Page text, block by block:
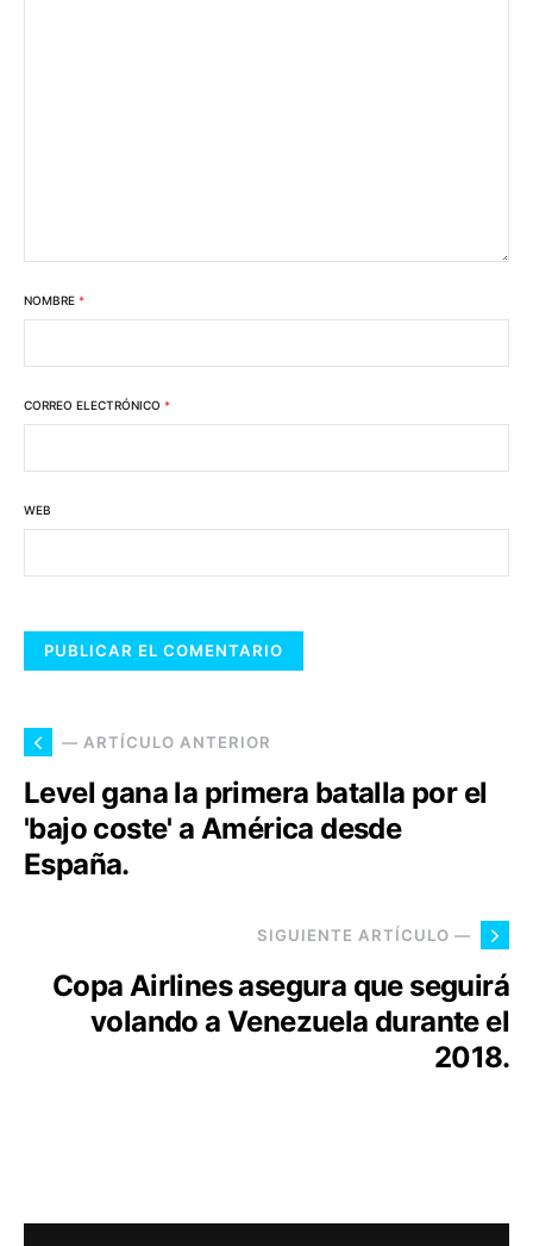
NOMBRE *
CORREO ELECTRÓNICO *
WEB
— ARTÍCULO ANTERIOR
Level gana la primera batalla por el
'bajo coste' a América desde
España.
SIGUIENTE ARTÍCULO —
Copa Airlines asegura que seguirá
volando a Venezuela durante el
2018.